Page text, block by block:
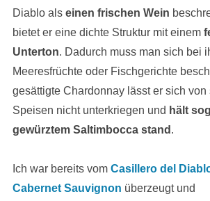
Diablo als einen frischen Wein
bietet er eine dichte Struktur mit einem
Unterton. Dadurch muss man sich bei
Meeresfrüchte oder Fischgerichte
gesättigte Chardonnay lässt er sich von
Speisen nicht unterkriegen und hält
gewürztem Saltimbocca stand .
Ich war bereits vom Casillero del
Cabernet Sauvignon überzeugt und